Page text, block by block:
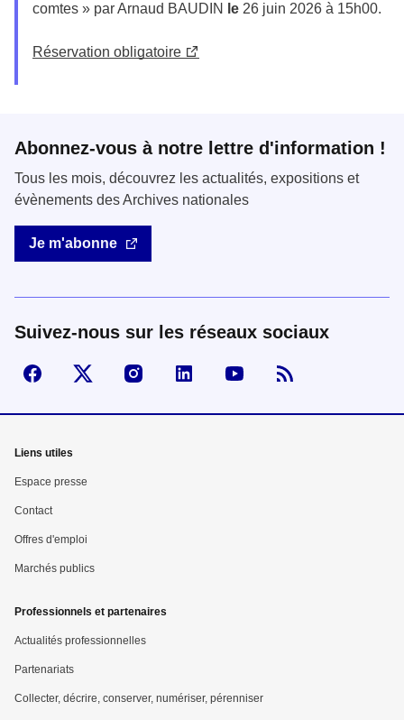
comtes » par Arnaud BAUDIN
le 26 juin 2026 à 15h00.
Réservation obligatoire
Abonnez-vous à notre lettre d'information !
Tous les mois, découvrez les actualités, expositions et
évènements des Archives nationales
Je m'abonne
Suivez-nous sur les réseaux sociaux
Suivez-nous sur Facebook
Visiter la page XVisiter la page Instagram
linkedin Youtube
Mega
menu
Pied
de
page
Liens utiles
Espace presse
Contact
Offres d'emploi
Marchés publics
Professionnels et partenaires
Actualités professionnelles
Partenariats
Collecter, décrire, conserver, numériser, pérenniser